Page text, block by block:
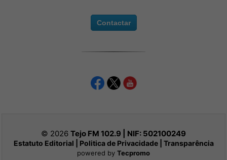
Contactar
© 2026 Tejo FM 102.9 | NIF: 502100249
Estatuto Editorial Politica de Privacidade| Transparência
powered by Tecpromo